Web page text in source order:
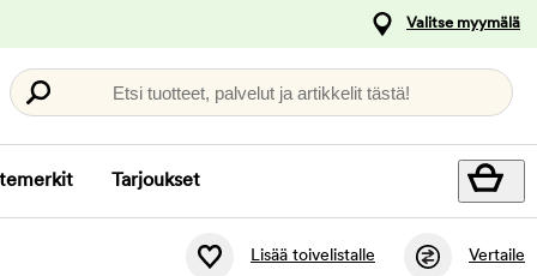
Valitse myymälä
Etsi tuotteet, palvelut ja artikkelit tästä!
Tarjoukset
Lisää toivelistalle Vertaile